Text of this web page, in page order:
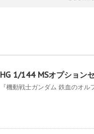
HG 1/144 MSオプション
『機動戦士ガンダム 鉄血のオ